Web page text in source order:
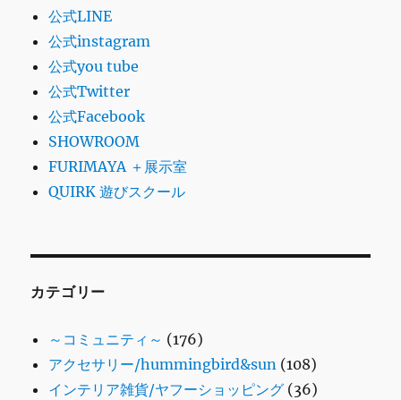
公式LINE
公式instagram
公式you tube
公式Twitter
公式Facebook
SHOWROOM
FURIMAYA ＋展示室
QUIRK 遊びスクール
カテゴリー
～コミュニティ～ (176)
アクセサリー/hummingbird&sun (108)
インテリア雑貨/ヤフーショッピング (36)